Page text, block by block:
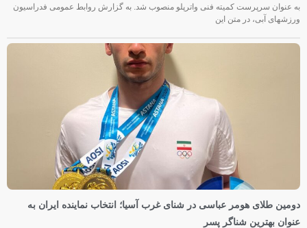
به عنوان سرپرست کمیته فنی واترپلو منصوب شد. به گزارش روابط عمومی فدراسیون
ورزشهای آبی، در متن این
دومین طلای هومر عباسی در شنای غرب آسیا؛ انتخاب نماینده ایران به
عنوان بهترین شناگر پسر